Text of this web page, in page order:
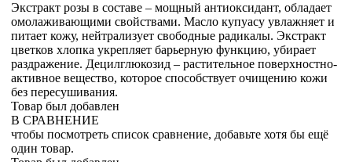
Экстракт розы в составе – мощный антиоксидант, обладает
омолаживающими свойствами. Масло купуасу увлажняет и
питает кожу, нейтрализует свободные радикалы. Экстракт
цветков хлопка укрепляет барьерную функцию, убирает
раздражение. Децилглюкозид – растительное поверхностно-
активное вещество, которое способствует очищению кожи
без пересушивания.
Товар был добавлен
В СРАВНЕНИЕ
чтобы посмотреть список сравнение, добавьте хотя бы ещё
один товар.